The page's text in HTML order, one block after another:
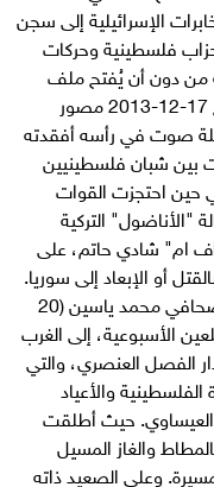
الإسرائيلية إلى سجن
فلسطينية وحركات
من دون أن يُفتح ملف
ضده. وعلى صعيد الاعتداءات أصيب بتاريخ 17-12-2013 مصور
صوت في رأسه أفقدته
بين شبان فلسطينيين
حين احتجزت القوات
12-2013 مراسل وكالة "الأناضول" التركية
ام" شادي حاتم، على
أو الإبعاد إلى سوريا.
كما أصيب بتاريخ 27-12-2013 المصور الصحافي محمد ياسين (20
الأسبوعية، إلى الغرب
الفصل العنصري، والتي
والأعياد
العيساوي. حيث أطلقت
والغاز المسيل
وعلى الصعيد ذاته